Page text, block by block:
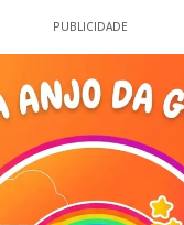
PUBLICIDADE